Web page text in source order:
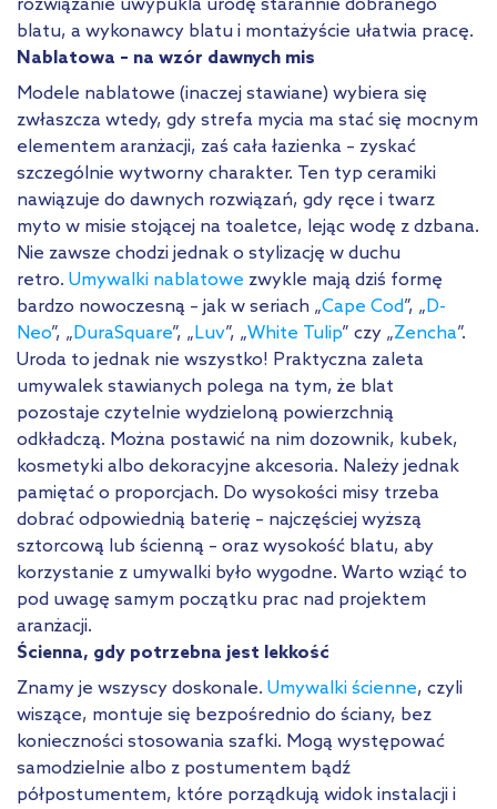
rozwiązanie uwypukla urodę starannie dobranego
blatu, a wykonawcy blatu i montażyście ułatwia pracę.
Nablatowa – na wzór dawnych mis
Modele nablatowe (inaczej stawiane) wybiera się
zwłaszcza wtedy, gdy strefa mycia ma stać się mocnym
elementem aranżacji, zaś cała łazienka – zyskać
szczególnie wytworny charakter. Ten typ ceramiki
nawiązuje do dawnych rozwiązań, gdy ręce i twarz
myto w misie stojącej na toaletce, lejąc wodę z dzbana.
Nie zawsze chodzi jednak o stylizację w duchu
retro. Umywalki nablatowe zwykle mają dziś formę
bardzo nowoczesną – jak w seriach „Cape Cod”, „D-
Neo”, „DuraSquare”, „Luv”, „White Tulip” czy „Zencha”.
Uroda to jednak nie wszystko! Praktyczna zaleta
umywalek stawianych polega na tym, że blat
pozostaje czytelnie wydzieloną powierzchnią
odkładczą. Można postawić na nim dozownik, kubek,
kosmetyki albo dekoracyjne akcesoria. Należy jednak
pamiętać o proporcjach. Do wysokości misy trzeba
dobrać odpowiednią baterię – najczęściej wyższą
sztorcową lub ścienną – oraz wysokość blatu, aby
korzystanie z umywalki było wygodne. Warto wziąć to
pod uwagę samym początku prac nad projektem
aranżacji.
Ścienna, gdy potrzebna jest lekkość
Znamy je wszyscy doskonale. Umywalki ścienne, czyli
wiszące, montuje się bezpośrednio do ściany, bez
konieczności stosowania szafki. Mogą występować
samodzielnie albo z postumentem bądź
półpostumentem, które porządkują widok instalacji i